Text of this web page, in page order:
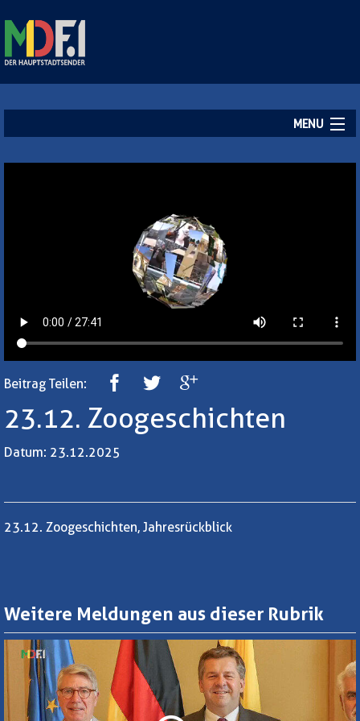
MENU
Beitrag Teilen:
23.12. Zoogeschichten
Datum: 23.12.2025
23.12. Zoogeschichten, Jahresrückblick
Weitere Meldungen aus dieser Rubrik